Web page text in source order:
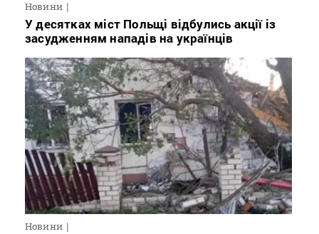
Новини
У десятках міст Польщі відбулись акції із
засудженням нападів на українців
Новини